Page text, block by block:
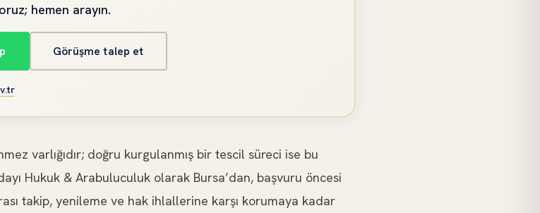
hemen arayın.
Görüşme talep et
varlığıdır; doğru kurgulanmış bir tescil süreci ise bu
Hukuk & Arabuluculuk olarak Bursa’dan, başvuru öncesi
takip, yenileme ve hak ihlallerine karşı korumaya kadar